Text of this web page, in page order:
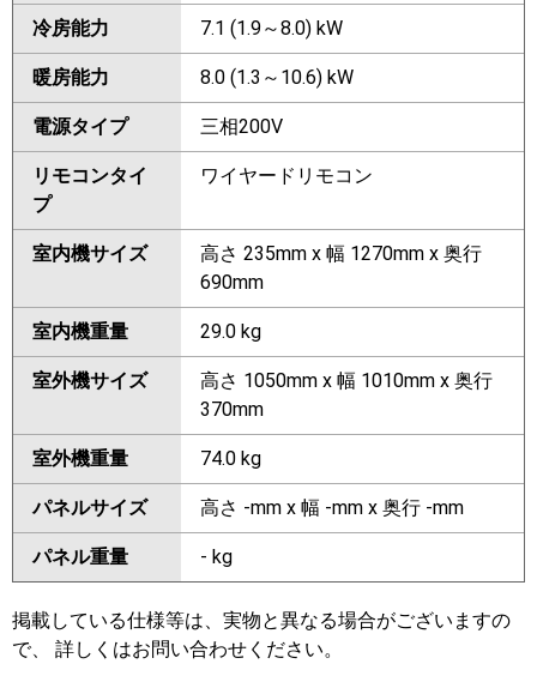
冷房能力 7.1 (1.9～8.0) kW
暖房能力 8.0 (1.3～10.6) kW
電源タイプ 三相200V
リモコンタイ
プ
ワイヤードリモコン
室内機サイズ
高さ 235mm x 幅 1270mm x 奥行
690mm
室内機重量 29.0 kg
室外機サイズ
高さ 1050mm x 幅 1010mm x 奥行
370mm
室外機重量 74.0 kg
パネルサイズ 高さ -mm x 幅 -mm x 奥行 -mm
パネル重量 - kg
掲載している仕様等は、実物と異なる場合がございますの
で、 詳しくはお問い合わせください。